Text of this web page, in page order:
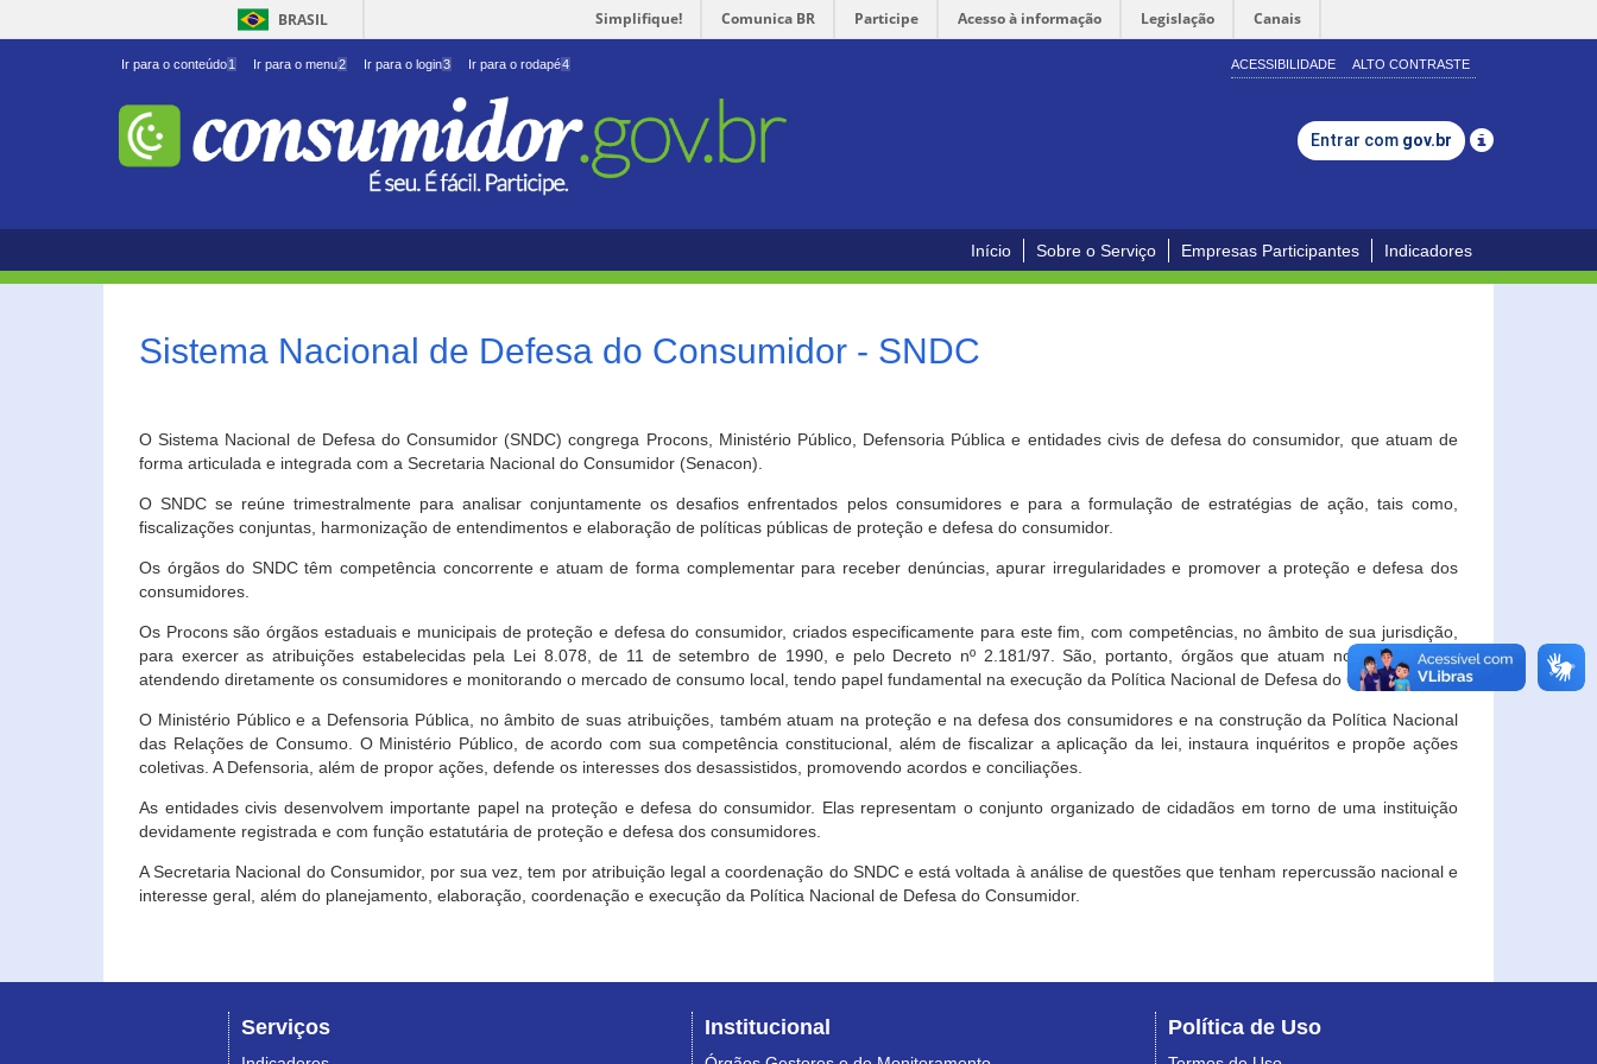
BRASIL Simplifique! Comunica BR Participe Acesso à informação Legislação Canais
Ir para o conteúdo1 Ir para o menu2 Ir para o login3 Ir para o rodapé4 ACESSIBILIDADE ALTO CONTRASTE
Entrar com gov.br
Início Sobre o Serviço Empresas Participantes Indicadores
Sistema Nacional de Defesa do Consumidor - SNDC
O Sistema Nacional de Defesa do Consumidor (SNDC) congrega Procons, Ministério Público, Defensoria Pública e entidades civis de defesa do consumidor, que atuam de
forma articulada e integrada com a Secretaria Nacional do Consumidor (Senacon).
O SNDC se reúne trimestralmente para analisar conjuntamente os desafios enfrentados pelos consumidores e para a formulação de estratégias de ação, tais como,
fiscalizações conjuntas, harmonização de entendimentos e elaboração de políticas públicas de proteção e defesa do consumidor.
Os órgãos do SNDC têm competência concorrente e atuam de forma complementar para receber denúncias, apurar irregularidades e promover a proteção e defesa dos
consumidores.
Os Procons são órgãos estaduais e municipais de proteção e defesa do consumidor, criados especificamente para este fim, com competências, no âmbito de sua jurisdição,
para exercer as atribuições estabelecidas pela Lei 8.078, de 11 de setembro de 1990, e pelo Decreto nº 2.181/97. São, portanto, órgãos que atuam no âmbito local,
atendendo diretamente os consumidores e monitorando o mercado de consumo local, tendo papel fundamental na execução da Política Nacional de Defesa do Consumidor.
O Ministério Público e a Defensoria Pública, no âmbito de suas atribuições, também atuam na proteção e na defesa dos consumidores e na construção da Política Nacional
das Relações de Consumo. O Ministério Público, de acordo com sua competência constitucional, além de fiscalizar a aplicação da lei, instaura inquéritos e propõe ações
coletivas. A Defensoria, além de propor ações, defende os interesses dos desassistidos, promovendo acordos e conciliações.
As entidades civis desenvolvem importante papel na proteção e defesa do consumidor. Elas representam o conjunto organizado de cidadãos em torno de uma instituição
devidamente registrada e com função estatutária de proteção e defesa dos consumidores.
A Secretaria Nacional do Consumidor, por sua vez, tem por atribuição legal a coordenação do SNDC e está voltada à análise de questões que tenham repercussão nacional e
interesse geral, além do planejamento, elaboração, coordenação e execução da Política Nacional de Defesa do Consumidor.
Serviços Institucional Política de Uso